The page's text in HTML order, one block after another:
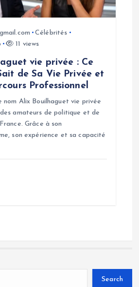
Célébrités
11 views
vie privée : Ce
de Sa Vie Privée et
Professionnel
nom Alix Bouilhaguet vie privée
amateurs de politique et de
Grâce à son
son expérience et sa capacité
Search